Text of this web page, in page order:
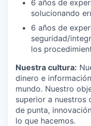
6 años de
solucionando
6 años de
seguridad/
los
Nuestra cultura:
dinero e
mundo. Nuestro
superior a nuestros
de punta,
lo que hacemos.